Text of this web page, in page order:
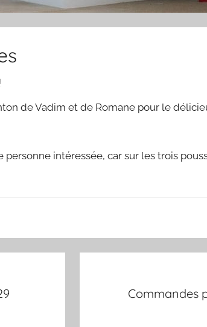
de Vadim et de Romane pour le
intéressée, car sur les trois
Commandes